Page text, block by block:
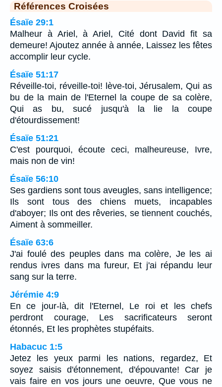
Références Croisées
Ésaïe 29:1
Malheur à Ariel, à Ariel, Cité dont David fit sa
demeure! Ajoutez année à année, Laissez les fêtes
accomplir leur cycle.
Ésaïe 51:17
Réveille-toi, réveille-toi! lève-toi, Jérusalem, Qui as
bu de la main de l'Eternel la coupe de sa colère,
Qui as bu, sucé jusqu'à la lie la coupe
d'étourdissement!
Ésaïe 51:21
C'est pourquoi, écoute ceci, malheureuse, Ivre,
mais non de vin!
Ésaïe 56:10
Ses gardiens sont tous aveugles, sans intelligence;
Ils sont tous des chiens muets, incapables
d'aboyer; Ils ont des rêveries, se tiennent couchés,
Aiment à sommeiller.
Ésaïe 63:6
J'ai foulé des peuples dans ma colère, Je les ai
rendus ivres dans ma fureur, Et j'ai répandu leur
sang sur la terre.
Jérémie 4:9
En ce jour-là, dit l'Eternel, Le roi et les chefs
perdront courage, Les sacrificateurs seront
étonnés, Et les prophètes stupéfaits.
Habacuc 1:5
Jetez les yeux parmi les nations, regardez, Et
soyez saisis d'étonnement, d'épouvante! Car je
vais faire en vos jours une oeuvre, Que vous ne